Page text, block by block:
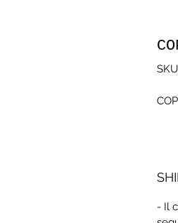
- Il